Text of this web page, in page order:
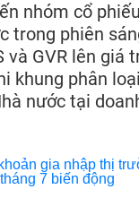
nhóm cổ
trong phiên
và GVR lên giá
khung phân
nước tại